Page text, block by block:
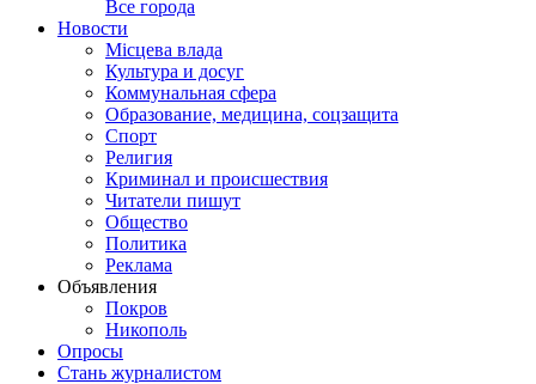
Все города
Новости
Місцева влада
Культура и досуг
Коммунальная сфера
Образование, медицина, соцзащита
Спорт
Религия
Криминал и происшествия
Читатели пишут
Общество
Политика
Реклама
Объявления
Покров
Никополь
Опросы
Стань журналистом